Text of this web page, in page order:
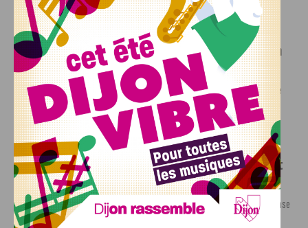
INFOS,SPORT
Faire le tour de la Côte-d’Or à vélo en
trois jours : le défi de Victor Bosoni
5 AOÛT, 2026
Le challenge que s’apprête à relever l’ultra-cycliste
Victor Bosoni est simple : parcourir 571...
INFOS ,SPORT
DFCO : une préparation sereine avant
le grand retour en Ligue 2
3 AOÛT, 2026
Contre l’AS Nancy Lorraine, le DFCO a achevé sa phase
de préparation par un...